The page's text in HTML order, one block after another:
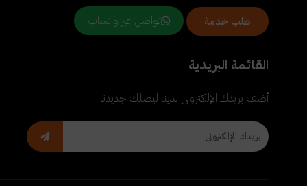
طلب خدمة تواصل عبر واتساب
القائمة البريدية
أضف بريدك الإلكتروني لدينا ليصلك جديدنا